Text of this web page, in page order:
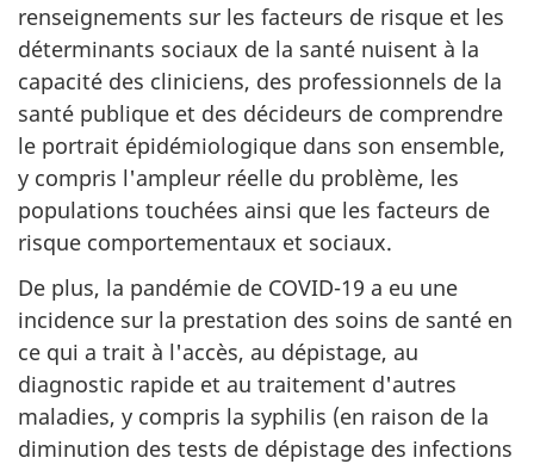
renseignements sur les facteurs de risque et les
déterminants sociaux de la santé nuisent à la
capacité des cliniciens, des professionnels de la
santé publique et des décideurs de comprendre
le portrait épidémiologique dans son ensemble,
y compris l'ampleur réelle du problème, les
populations touchées ainsi que les facteurs de
risque comportementaux et sociaux.
De plus, la pandémie de COVID-19 a eu une
incidence sur la prestation des soins de santé en
ce qui a trait à l'accès, au dépistage, au
diagnostic rapide et au traitement d'autres
maladies, y compris la syphilis (en raison de la
diminution des tests de dépistage des infections